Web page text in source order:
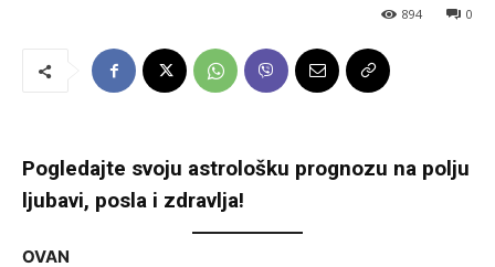
0
894
Pogledajte svoju astrološku prognozu na polju
ljubavi, posla i zdravlja!
OVAN